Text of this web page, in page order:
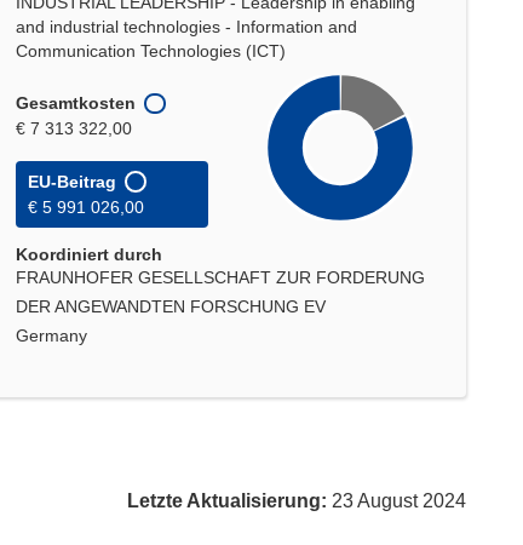
and industrial technologies - Information and
Communication Technologies (ICT)
Gesamtkosten
€ 7 313 322,00
EU-Beitrag
€ 5 991 026,00
Koordiniert durch
FRAUNHOFER GESELLSCHAFT ZUR FORDERUNG
DER ANGEWANDTEN FORSCHUNG EV
Germany
Letzte Aktualisierung: 23 August 2024